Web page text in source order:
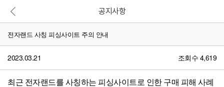
본문 바로가기
공지사항
전자랜드 사칭 피싱사이트 주의 안내
2023.03.21 조회수 4,619
최근 전자랜드를 사칭하는 피싱사이트로 인한 구매 피해 사례